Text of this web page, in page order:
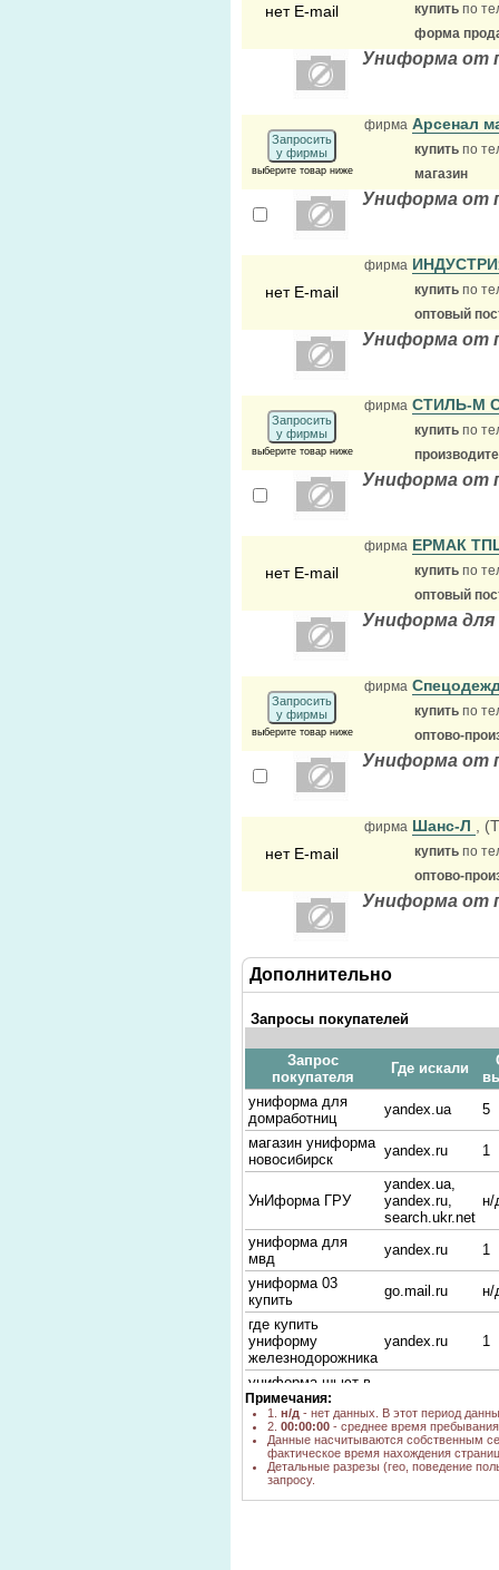
нет E-mail купить по
форма
Униформа от
Запросить
у фирмы
выберите товар ниже
фирма Арсенал
купить по
магазин
Униформа от
нет E-mail
фирма
купить по
оптовый
Униформа от
Запросить
у фирмы
выберите товар ниже
фирма СТИЛЬ-М
купить по
Униформа от
нет E-mail
фирма ЕРМАК
купить по
оптовый
Униформа для
Запросить
у фирмы
выберите товар ниже
фирма
купить по
оптово-
Униформа от
нет E-mail
фирма Шанс-Л ,
купить по
оптово-
Униформа от
Дополнительно
Запросы покупателей
Запрос
покупателя
Где искали
униформа для
домработниц
yandex.ua
5
магазин униформа
новосибирск
yandex.ru 1
УнИформа ГРУ
yandex.ua,
yandex.ru,
search.ukr.net
н/
униформа для
мвд
yandex.ru
1
униформа 03
купить
go.mail.ru
н/
где купить
униформу
железнодорожника
yandex.ru 1
униформа шьют в
новосибирске
магазин
форменная
одежда
yandex.ru 1
униформа для
военных
Примечания:
1. н/д - нет данных. В этот период
2. 00:00:00 - среднее время
Данные насчитываются собственным
фактическое время нахождения
Детальные разрезы (гео, поведение
запросу.